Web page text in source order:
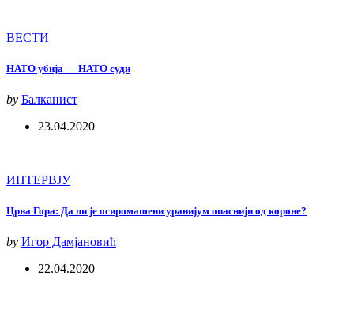
ВЕСТИ
НАТО убија — НАТО суди
by Балканист
23.04.2020
ИНТЕРВЈУ
Црна Гора: Да ли је осиромашени уранијум опаснији од короне?
by Игор Дамјановић
22.04.2020